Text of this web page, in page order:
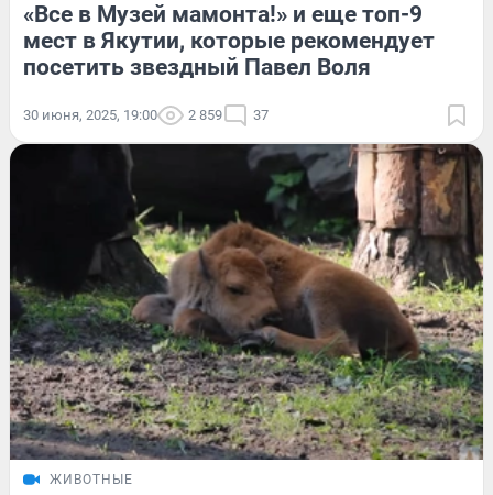
«Все в Музей мамонта!» и еще топ-9
мест в Якутии, которые рекомендует
посетить звездный Павел Воля
30 июня, 2025, 19:00 2 859 37
ЖИВОТНЫЕ